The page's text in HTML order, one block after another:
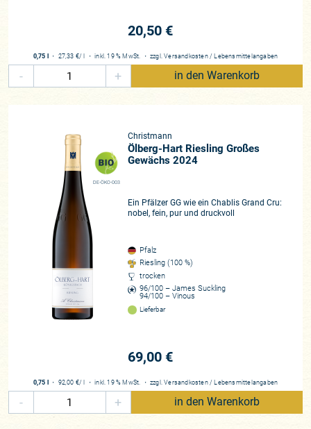
Deutschlands. Als der junge Julian das Weingut im Jahr 2014
diesen absoluten Vorzeigebetrieb gerichtet. Julian hätte
nichts ändern müssen, um die Erfolgsgeschichte „Bernhard
Nacht“ einen völlig neuen und noch wagemutigeren Stil,
Erfolg gab ihm Recht, er mehrte das Renommee in einem
Maße, das so weder zu erwarten war noch denkbar schien.
Dass Sophie unter anderem einen Teil ihrer „Wanderjahre“ bei
Julian Huber absolviert hat (zudem lernte sie bei Schäfer-
Fröhlich an der Nahe, Bürklin-Wolf sowie im Ausland in
Bordeaux und Australien) überrascht uns daher nicht. Auch
hier verspüren wir den „wind of change“, die ungeheure
Dynamik. Sie wird durch Steffen Christmann ermöglicht, der
hier bewährte Prozeduren immer wieder hinterfragt und dank
der Mitwirkung seiner Tochter viel Energie für neue Ideen
kanalisiert, was sich unter anderem auch an dem in naher
Zukunft manifestierenden Sektprojekt zeigt, für das sich
Christmanns mit dem Ex-Bollinger- und -von-Buhl-
Wir werden zum gegebenen Zeitpunkt an entsprechender
Stelle berichten – hier entsteht Großes! Es ist die Geschichte
einer familiären Stabübergabe, deren vorausgehendes Kapitel
maßgeblich zum zukünftigen Erfolg beitragen wird und
deshalb so erfolgreich ist, weil beide Generationen
20,50 €
0,75 l ・ 27,33 €/ l ・inkl. 19 % MwSt. ・ zzgl.Versandkosten / Lebensmittelangaben
- + in den Warenkorb
DE-ÖKO-003
Christmann
Ölberg-Hart Riesling Großes
Gewächs 2024
Ein Pfälzer GG wie ein Chablis Grand Cru:
nobel, fein, pur und druckvoll
Pfalz
Riesling (100 %)
trocken
96/100 – James Suckling
94/100 – Vinous
Lieferbar
69,00 €
0,75 l ・ 92,00 €/ l ・inkl. 19 % MwSt. ・ zzgl.Versandkosten / Lebensmittelangaben
- + in den Warenkorb